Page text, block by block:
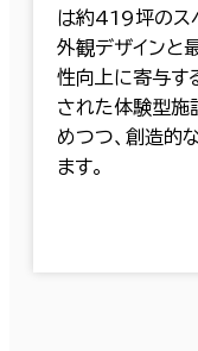
は約419坪のス
外観デザインと
性向上に寄与す
された体験型施
めつつ、創造的
ます。